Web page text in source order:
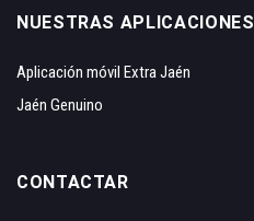
NUESTRAS APLICACIONES
Aplicación móvil Extra Jaén
Jaén Genuino
CONTACTAR